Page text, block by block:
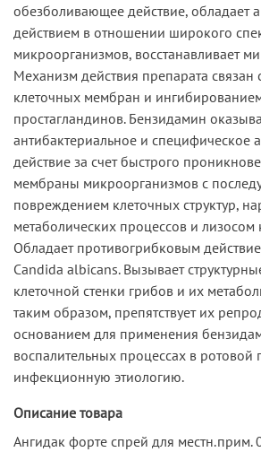
обезболивающее действие, обладает
действием в отношении широкого
микроорганизмов, восстанавливает
Механизм действия препарата связан
клеточных мембран и
простагландинов. Бензидамин
антибактериальное и специфическое
действие за счет быстрого
мембраны микроорганизмов с
повреждением клеточных структур,
метаболических процессов и лизосом
Обладает противогрибковым
Candida albicans. Вызывает
клеточной стенки грибов и их
таким образом, препятствует их
основанием для применения
воспалительных процессах в ротовой
инфекционную этиологию.
Описание товара
Ангидак форте спрей для местн.прим.